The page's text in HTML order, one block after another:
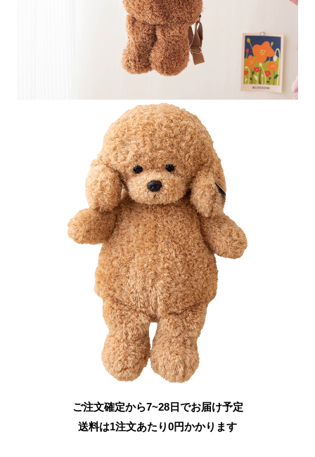
ご注文確定から7~28日でお届け予定
送料は1注文あたり0円かかります